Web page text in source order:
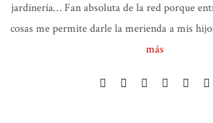
jardinería… Fan absoluta de la red porque
cosas me permite darle la merienda a mis
más